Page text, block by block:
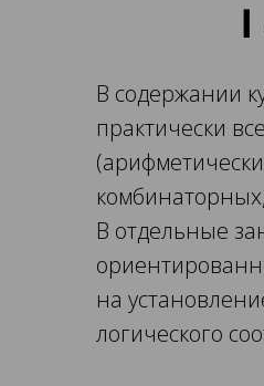
I
В содержании
практически
В отдельные
на
логического